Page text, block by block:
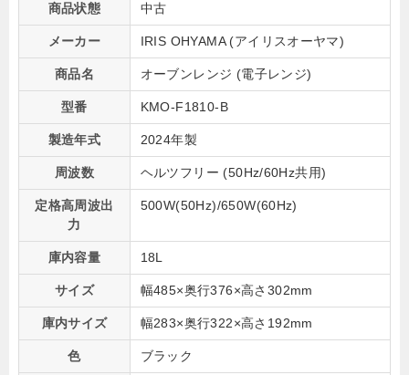
商品状態 中古
メーカー IRIS OHYAMA (アイリスオーヤマ)
商品名 オーブンレンジ (電子レンジ)
型番 KMO-F1810-B
製造年式 2024年製
周波数 ヘルツフリー (50Hz/60Hz共用)
定格高周波出
力
500W(50Hz)/650W(60Hz)
庫内容量 18L
サイズ 幅485×奥行376×高さ302mm
庫内サイズ 幅283×奥行322×高さ192mm
色 ブラック